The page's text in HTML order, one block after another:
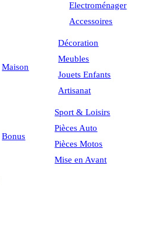
Electroménager
Accessoires
Maison
Décoration
Meubles
Jouets Enfants
Artisanat
Bonus
Sport & Loisirs
Pièces Auto
Pièces Motos
Mise en Avant